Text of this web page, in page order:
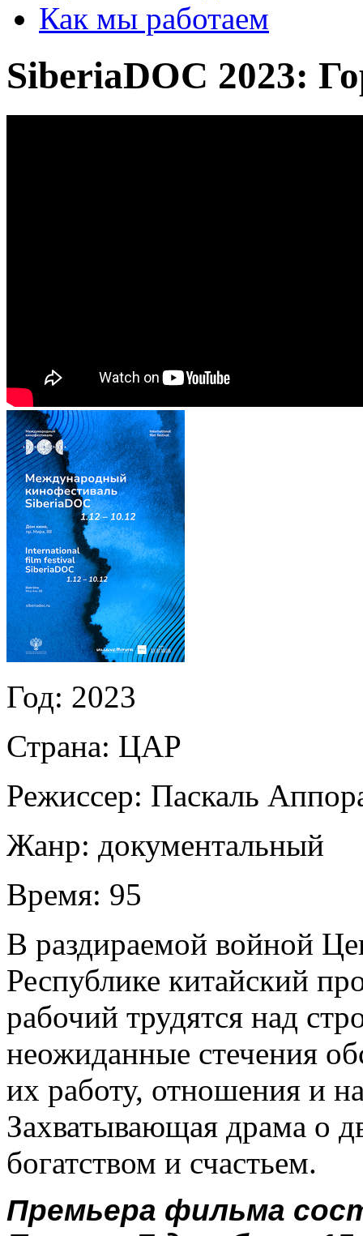
Как мы работаем
SiberiaDOC 2023:
Год: 2023
Страна: ЦАР
Режиссер: Паскаль
Жанр: документальный
Время: 95
В раздираемой войной
Республике китайский
рабочий трудятся над
неожиданные стечения
их работу, отношения и
Захватывающая драма о
богатством и счастьем.
Премьера фильма